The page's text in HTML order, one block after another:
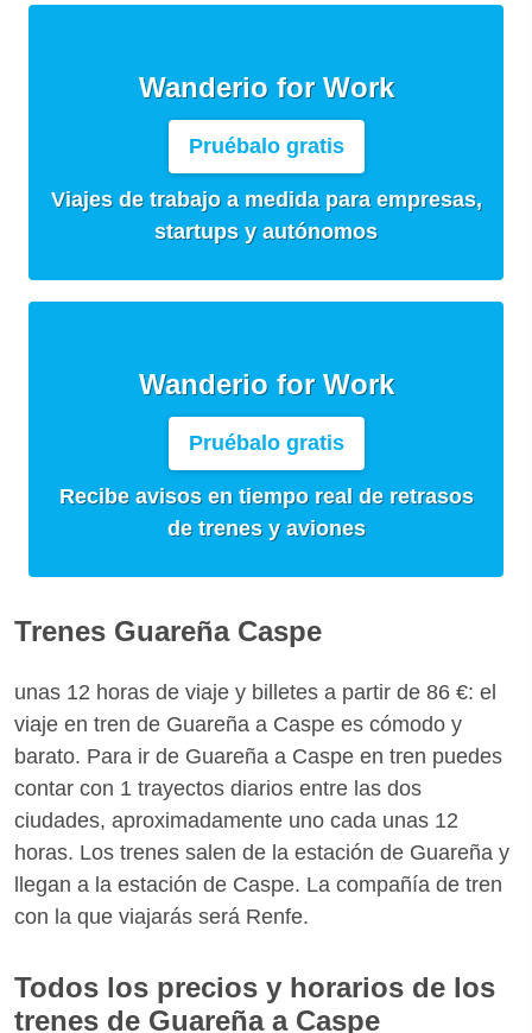
Wanderio for Work
Pruébalo gratis
Viajes de trabajo a medida para empresas,
startups y autónomos
Wanderio for Work
Pruébalo gratis
Recibe avisos en tiempo real de retrasos
de trenes y aviones
Trenes Guareña Caspe
unas 12 horas de viaje y billetes a partir de 86 €: el
viaje en tren de Guareña a Caspe es cómodo y
barato. Para ir de Guareña a Caspe en tren puedes
contar con 1 trayectos diarios entre las dos
ciudades, aproximadamente uno cada unas 12
horas. Los trenes salen de la estación de Guareña y
llegan a la estación de Caspe. La compañía de tren
con la que viajarás será Renfe.
Todos los precios y horarios de los
trenes de Guareña a Caspe